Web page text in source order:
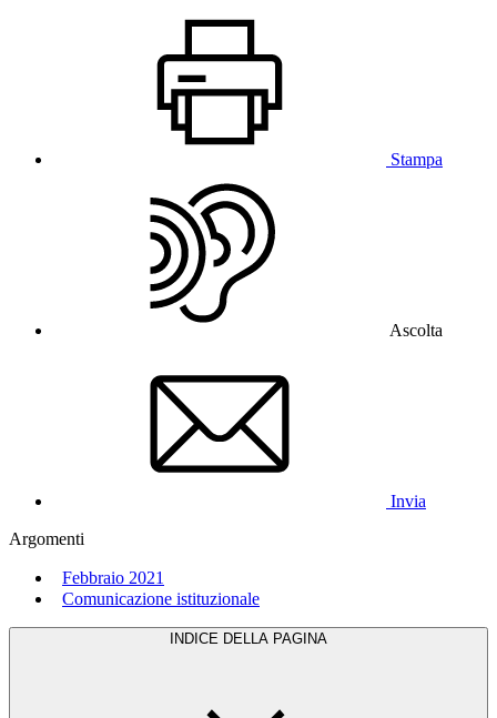
Stampa
Ascolta
Invia
Argomenti
Febbraio 2021
Comunicazione istituzionale
INDICE DELLA PAGINA